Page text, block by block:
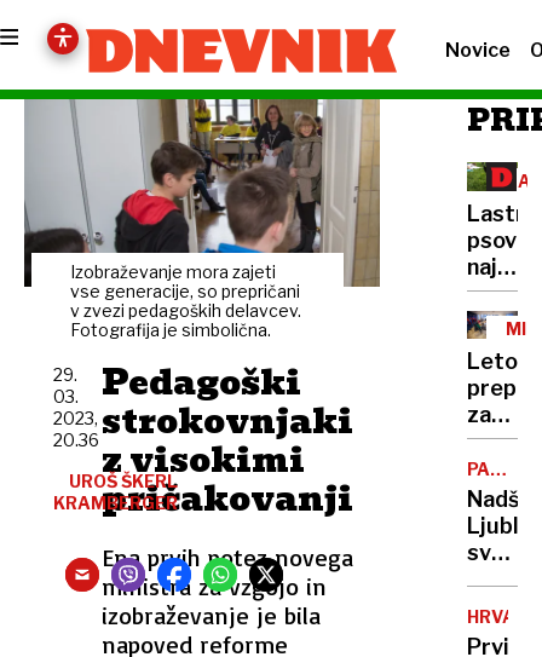
Novice
Izobraževanje mora zajeti
vse generacije, so prepričani
v zvezi pedagoških delavcev.
Fotografija je simbolična.
Pedagoški
strokovnjaki
z visokimi
pričakovanji
Ena prvih potez novega
ministra za vzgojo in
izobraževanje je bila
napoved reforme
29.
03.
2023,
20.36
UROŠ ŠKERL
KRAMBERGER
psov
naj
bi
naložili
novo
Leto
za
Goloba
HIŠA
POD
svari
pred
Prvi